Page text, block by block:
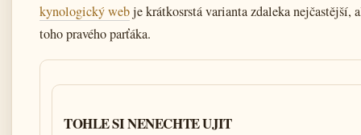
kynologický webje krátkosrstá varianta zdaleka nejčastější,
toho pravého parťáka.
TOHLE SI NENECHTE UJIT